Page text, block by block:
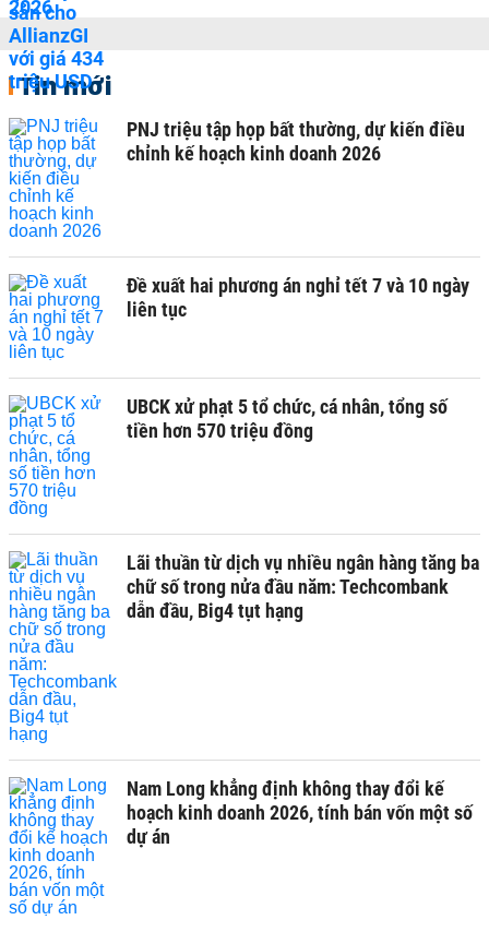
Tin mới
PNJ triệu tập họp bất thường, dự kiến điều
chỉnh kế hoạch kinh doanh 2026
Đề xuất hai phương án nghỉ tết 7 và 10 ngày
liên tục
UBCK xử phạt 5 tổ chức, cá nhân, tổng số
tiền hơn 570 triệu đồng
Lãi thuần từ dịch vụ nhiều ngân hàng tăng ba
chữ số trong nửa đầu năm: Techcombank
dẫn đầu, Big4 tụt hạng
Nam Long khẳng định không thay đổi kế
hoạch kinh doanh 2026, tính bán vốn một số
dự án